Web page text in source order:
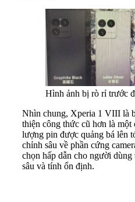
Hình ảnh bị rò rỉ trước
Nhìn chung, Xperia 1 VIII là
thiện công thức cũ hơn là
lượng pin được quảng bá lên
chỉnh sâu về phần cứng
chọn hấp dẫn cho người
sâu và tính ổn định.